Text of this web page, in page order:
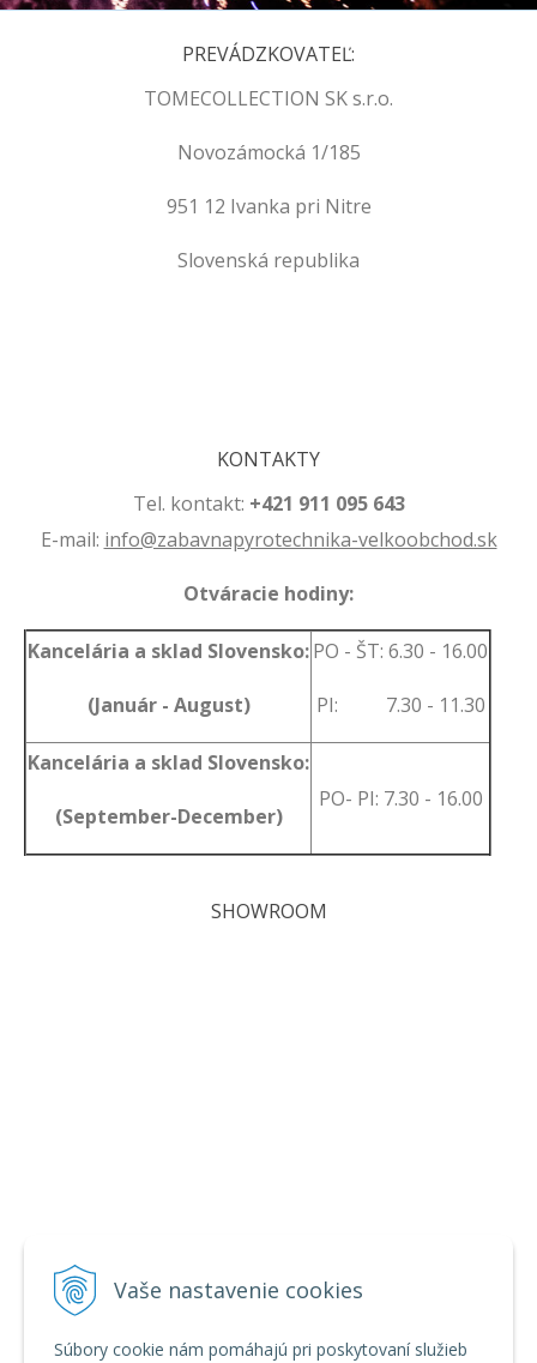
Vaše nastavenie cookies
Súbory cookie nám pomáhajú pri poskytovaní služieb
PREVÁDZKOVATEĽ:
TOMECOLLECTION SK s.r.o.
Novozámocká 1/185
951 12 Ivanka pri Nitre
Slovenská republika
KONTAKTY
Tel. kontakt: +421 911 095 643
E-mail: info@zabavnapyrotechnika-velkoobchod.sk
Otváracie hodiny:
Kancelária a sklad Slovensko:
(Január - August)
PO - ŠT: 6.30 - 16.00
PI: 7.30 - 11.30
Kancelária a sklad Slovensko:
(September-December)
PO- PI: 7.30 - 16.00
SHOWROOM